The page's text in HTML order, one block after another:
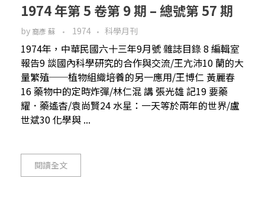
1974 年第 5 卷第 9 期 – 總號第 57 期
by 裔彥 蘇 1974 科學月刊
1974年，中華民國六十三年9月號 雜誌目錄 8 編輯室
報告9 談國內科學研究的合作與交流/王亢沛10 蘭的大
量繁殖──植物組織培養的另一應用/王博仁 黃麗春
16 藥物中的定時炸彈/林仁混 講 張光雄 記19 要藥
耀．藥遙杳/袁尚賢24 水星：一天等於兩年的世界/盧
世斌30 化學與 ...
閱讀全文